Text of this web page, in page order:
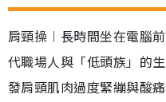
肩頸操︱長時間坐在電腦
代職場人與「低頭族」的
發肩頸肌肉過度緊繃與酸